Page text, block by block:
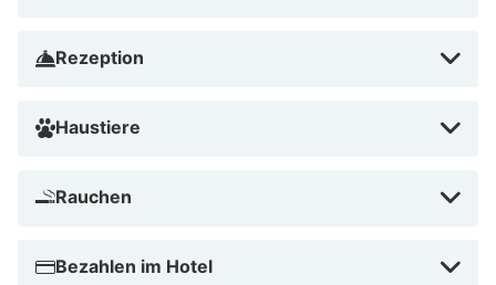
Rezeption
Haustiere
Rauchen
Bezahlen im Hotel